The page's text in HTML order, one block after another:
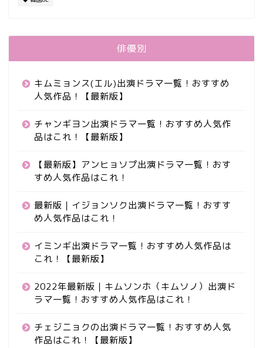
俳優別
キムミョンス(エル)出演ドラマ一覧！おすすめ
人気作品！【最新版】
チャンギヨン出演ドラマ一覧！おすすめ人気作
品はこれ！【最新版】
【最新版】アンヒョソプ出演ドラマ一覧！おす
すめ人気作品はこれ！
最新版｜イジョンソク出演ドラマ一覧！おすす
め人気作品はこれ！
イミンギ出演ドラマ一覧！おすすめ人気作品は
これ！【最新版】
2022年最新版｜キムソンホ（キムソノ）出演ド
ラマ一覧！おすすめ人気作品はこれ！
チェジニョクの出演ドラマ一覧！おすすめ人気
作品はこれ！【最新版】